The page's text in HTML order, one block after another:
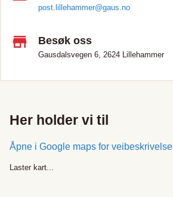
post.lillehammer@gaus.no
Besøk oss
Gausdalsvegen 6, 2624 Lillehammer
Her holder vi til
Åpne i Google maps for veibeskrivelse
Laster kart...